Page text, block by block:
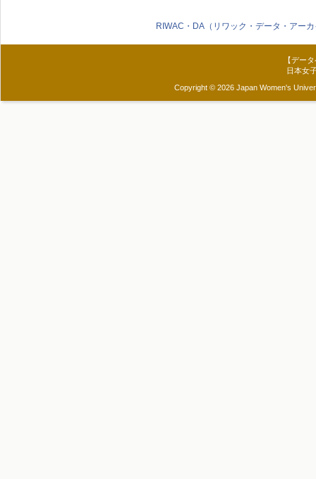
RIWAC・DA（リワック・データ・アー
【デー
日本女
Copyright © 2026 Japan Women's